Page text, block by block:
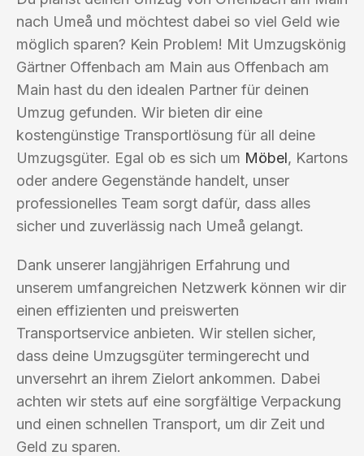
nach Umeå und möchtest dabei so viel Geld wie
möglich sparen? Kein Problem! Mit Umzugskönig
Gärtner Offenbach am Main aus Offenbach am
Main hast du den idealen Partner für deinen
Umzug gefunden. Wir bieten dir eine
kostengünstige Transportlösung für all deine
Umzugsgüter. Egal ob es sich um Möbel, Kartons
oder andere Gegenstände handelt, unser
professionelles Team sorgt dafür, dass alles
sicher und zuverlässig nach Umeå gelangt.
Dank unserer langjährigen Erfahrung und
unserem umfangreichen Netzwerk können wir dir
einen effizienten und preiswerten
Transportservice anbieten. Wir stellen sicher,
dass deine Umzugsgüter termingerecht und
unversehrt an ihrem Zielort ankommen. Dabei
achten wir stets auf eine sorgfältige Verpackung
und einen schnellen Transport, um dir Zeit und
Geld zu sparen.